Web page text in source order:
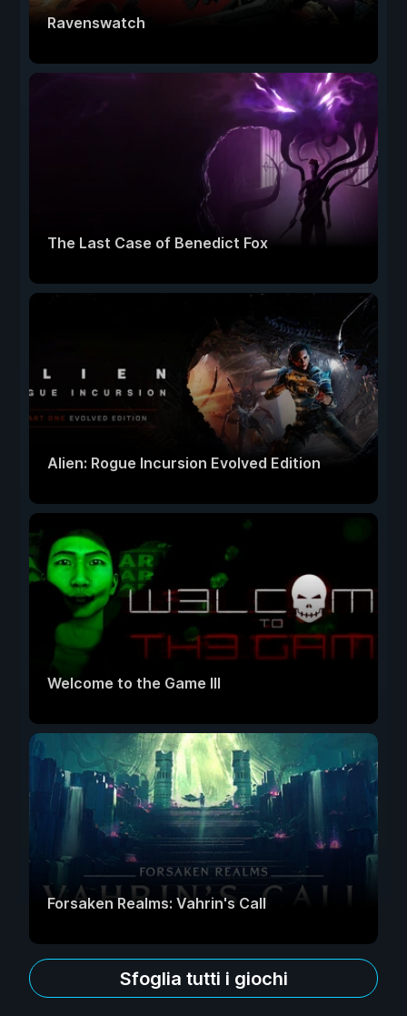
Ravenswatch
The Last Case of Benedict Fox
Alien: Rogue Incursion Evolved Edition
Welcome to the Game III
Forsaken Realms: Vahrin's Call
Sfoglia tutti i giochi